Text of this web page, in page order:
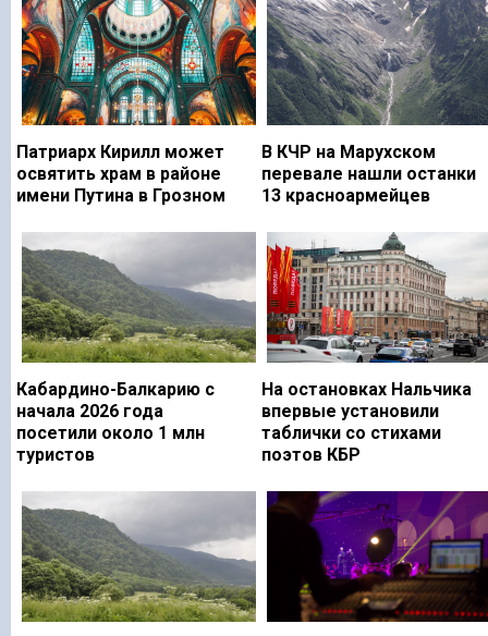
Патриарх Кирилл может
освятить храм в районе
имени Путина в Грозном
В КЧР на Марухском
перевале нашли останки
13 красноармейцев
Кабардино-Балкарию с
начала 2026 года
посетили около 1 млн
туристов
На остановках Нальчика
впервые установили
таблички со стихами
поэтов КБР